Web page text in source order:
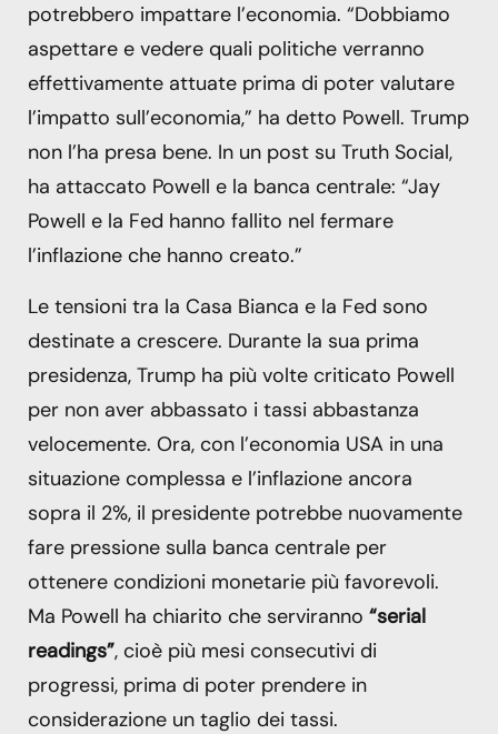
potrebbero impattare l’economia. “Dobbiamo
aspettare e vedere quali politiche verranno
effettivamente attuate prima di poter valutare
l’impatto sull’economia,” ha detto Powell. Trump
non l’ha presa bene. In un post su Truth Social,
ha attaccato Powell e la banca centrale: “Jay
Powell e la Fed hanno fallito nel fermare
l’inflazione che hanno creato.”
Le tensioni tra la Casa Bianca e la Fed sono
destinate a crescere. Durante la sua prima
presidenza, Trump ha più volte criticato Powell
per non aver abbassato i tassi abbastanza
velocemente. Ora, con l’economia USA in una
situazione complessa e l’inflazione ancora
sopra il 2%, il presidente potrebbe nuovamente
fare pressione sulla banca centrale per
ottenere condizioni monetarie più favorevoli.
Ma Powell ha chiarito che serviranno “serial
readings”, cioè più mesi consecutivi di
progressi, prima di poter prendere in
considerazione un taglio dei tassi.